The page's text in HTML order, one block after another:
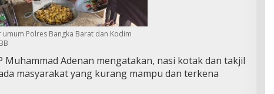
umum Polres Bangka Barat dan Kodim
Muhammad Adenan mengatakan, nasi kotak dan takjil
masyarakat yang kurang mampu dan terkena